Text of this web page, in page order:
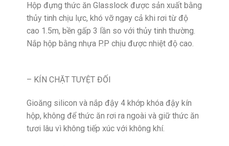
Hộp đựng thức ăn Glasslock được sản xuất bằng
thủy tinh chịu lực, khó vỡ ngay cả khi rơi từ độ
cao 1.5m, bền gấp 3 lần so với thủy tinh thường.
Nắp hộp bằng nhựa P.P chịu được nhiệt độ cao.
– KÍN CHẶT TUYỆT ĐỐI
Gioăng silicon và nắp đậy 4 khớp khóa đậy kín
hộp, không để thức ăn rơi ra ngoài và giữ thức ăn
tươi lâu vì không tiếp xúc với không khí.